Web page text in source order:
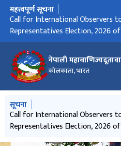
नेपाली
कोलकाता, भारत
मुख्य नेभिगेसनमा जानुहोस्
महत्त्वपूर्ण सूचना
Call for International Observers
Representatives Election, 2026
मुख्य नेभिगेसनमा जानुहोस्
सूचना
Call for International Observers
Representatives Election, 2026